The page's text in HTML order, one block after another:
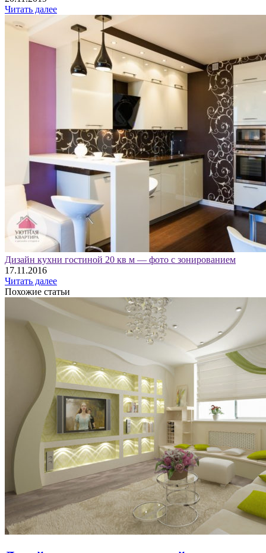
Читать далее
Дизайн кухни гостиной 20 кв м — фото с зонированием
17.11.2016
Читать далее
Похожие статьи